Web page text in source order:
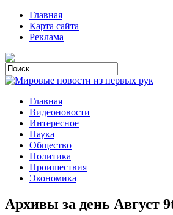
Главная
Карта сайта
Реклама
Главная
Видеоновости
Интересное
Наука
Общество
Политика
Проишествия
Экономика
Архивы за день Август